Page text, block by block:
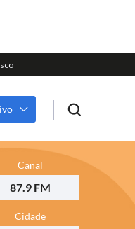
Canal
87.9 FM
Cidade